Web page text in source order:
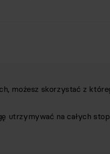
możesz skorzystać z
utrzymywać na całych